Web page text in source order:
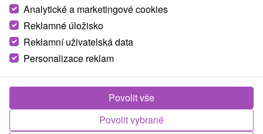
Východné Slovensko, Spiš, Košický kraj, Slovenský Raj,
Hnilecké vrchy
Analytické a marketingové cookies
Reklamné úložisko
Reklamní uživatelská data
Personalizace reklam
Povolit vybrané
Povolit vše